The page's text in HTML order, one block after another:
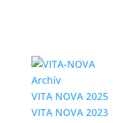
Archív
VITA NOVA 2025
VITA NOVA 2023